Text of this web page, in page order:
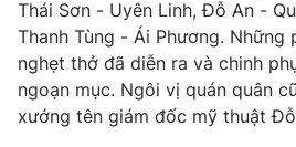
Góc doanh nghiệp
Truyền hình
Phim VTV
Hậu trường
Giải trí
Thái Sơn - Uyên Linh, Đỗ An -
Thanh Tùng - Ái Phương. Những
nghẹt thở đã diễn ra và chinh
ngoạn mục. Ngôi vị quán quân
xướng tên giám đốc mỹ thuật